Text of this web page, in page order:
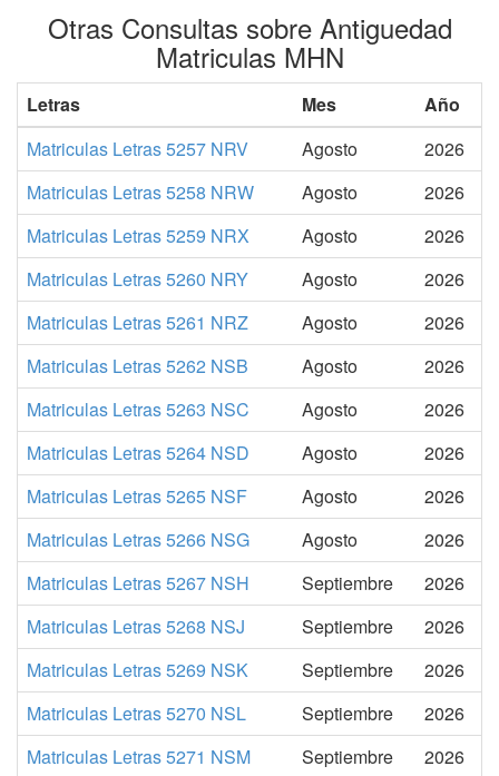
Otras Consultas sobre Antiguedad
Matriculas MHN
Letras Mes
Año
Matriculas Letras 5257 NRV
Agosto
2026
Matriculas Letras 5258 NRW
Agosto
2026
Matriculas Letras 5259 NRX
Agosto
2026
Matriculas Letras 5260 NRY
Agosto
2026
Matriculas Letras 5261 NRZ
Agosto
2026
Matriculas Letras 5262 NSB
Agosto
2026
Matriculas Letras 5263 NSC
Agosto
2026
Matriculas Letras 5264 NSD
Agosto
2026
Matriculas Letras 5265 NSF
Agosto
2026
Matriculas Letras 5266 NSG
Agosto
2026
Matriculas Letras 5267 NSH
Septiembre
2026
Matriculas Letras 5268 NSJ
Septiembre
2026
Matriculas Letras 5269 NSK
Septiembre
2026
Matriculas Letras 5270 NSL
Septiembre
2026
Matriculas Letras 5271 NSM
Septiembre 2026